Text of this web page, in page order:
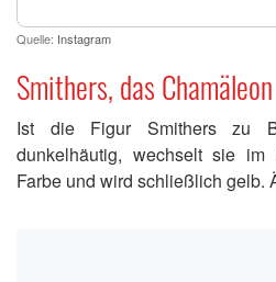
Quelle: Instagram
Smithers, das Chamäleon
Ist die Figur Smithers zu
dunkelhäutig, wechselt sie
Farbe und wird schließlich gelb.